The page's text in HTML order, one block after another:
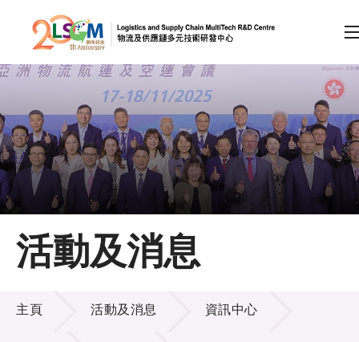
跳到內容（按回車鍵）
會員登入
A A EN 繁 简
主頁
關於LSCM
技術商品化
活動及消息
活動及消息
主頁 活動及消息 資訊中心